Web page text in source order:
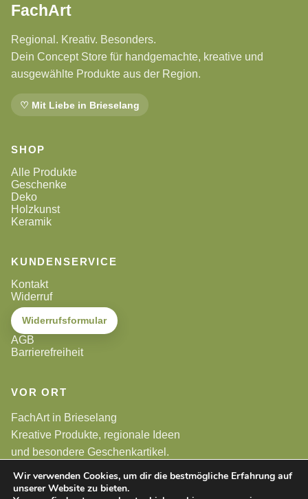
FachArt
Regional. Kreativ. Besonders.
Dein Concept Store für handgemachte, kreative und
ausgewählte Produkte aus der Region.
♡ Mit Liebe in Brieselang
SHOP
Alle Produkte
Geschenke
Deko
Holzkunst
Keramik
KUNDENSERVICE
Kontakt
Widerruf
Widerrufsformular
AGB
Barrierefreiheit
VOR ORT
FachArt in Brieselang
Kreative Produkte, regionale Ideen
und besondere Geschenkartikel.
Alle Preise sind Endpreise. Gemäß §19 UStG wird keine
Wir verwenden Cookies, um dir die bestmögliche Erfahrung auf
unserer Website zu bieten.